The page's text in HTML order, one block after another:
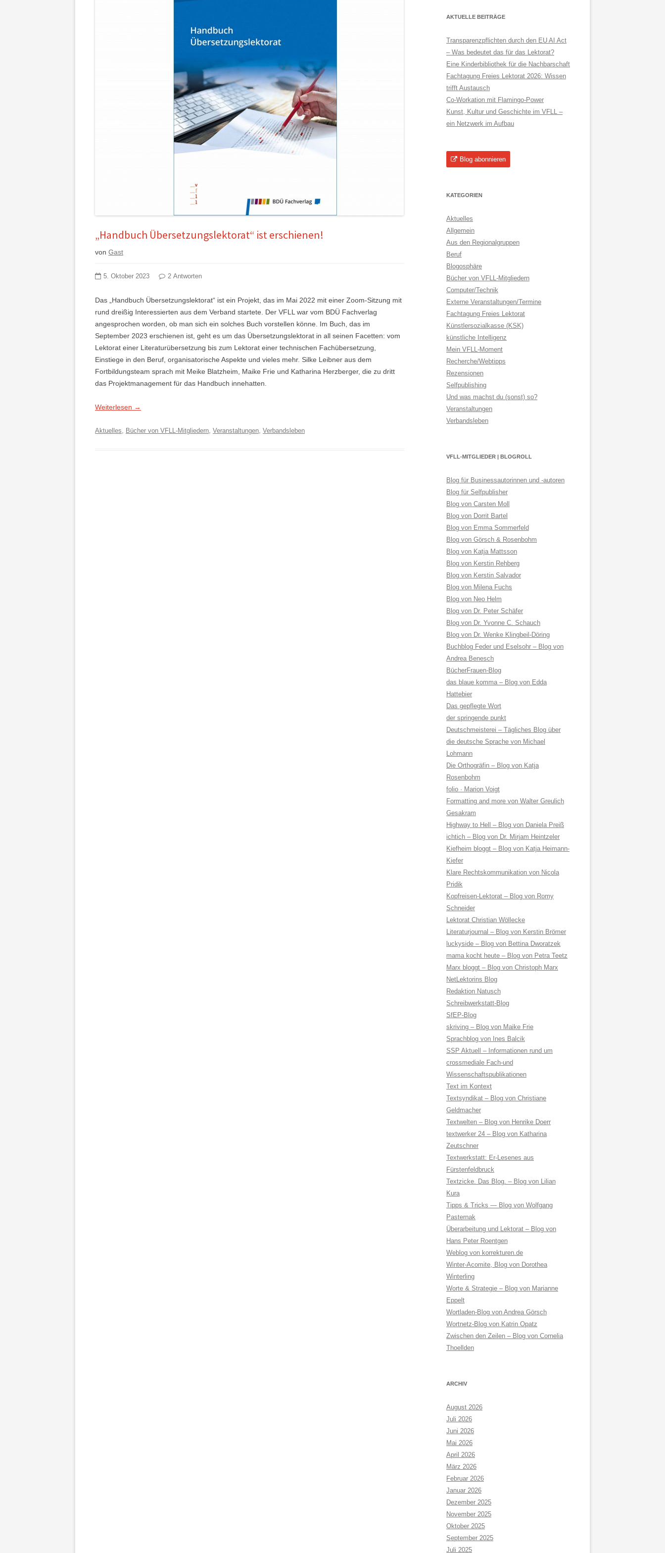
„Handbuch Übersetzungslektorat“ ist erschienen!
von Gast
5. Oktober 2023 2 Antworten
Das „Handbuch Übersetzungslektorat“ ist ein Projekt, das im Mai 2022 mit einer Zoom-Sitzung mit
rund dreißig Interessierten aus dem Verband startete. Der VFLL war vom BDÜ Fachverlag
angesprochen worden, ob man sich ein solches Buch vorstellen könne. Im Buch, das im
September 2023 erschienen ist, geht es um das Übersetzungslektorat in all seinen Facetten: vom
Lektorat einer Literaturübersetzung bis zum Lektorat einer technischen Fachübersetzung,
Einstiege in den Beruf, organisatorische Aspekte und vieles mehr. Silke Leibner aus dem
Fortbildungsteam sprach mit Meike Blatzheim, Maike Frie und Katharina Herzberger, die zu dritt
das Projektmanagement für das Handbuch innehatten.
Weiterlesen →
Aktuelles, Bücher von VFLL-Mitgliedern, Veranstaltungen, Verbandsleben
AKTUELLE BEITRÄGE
Transparenzpflichten durch den EU AI Act
– Was bedeutet das für das Lektorat?
Eine Kinderbibliothek für die Nachbarschaft
Fachtagung Freies Lektorat 2026: Wissen
trifft Austausch
Co-Workation mit Flamingo-Power
Kunst, Kultur und Geschichte im VFLL –
ein Netzwerk im Aufbau
Blog abonnieren
KATEGORIEN
Aktuelles
Allgemein
Aus den Regionalgruppen
Beruf
Blogosphäre
Bücher von VFLL-Mitgliedern
Computer/Technik
Externe Veranstaltungen/Termine
Fachtagung Freies Lektorat
Künstlersozialkasse (KSK)
künstliche Intelligenz
Mein VFLL-Moment
Recherche/Webtipps
Rezensionen
Selfpublishing
Und was machst du (sonst) so?
Veranstaltungen
Verbandsleben
VFLL-MITGLIEDER | BLOGROLL
Blog für Businessautorinnen und -autoren
Blog für Selfpublisher
Blog von Carsten Moll
Blog von Dorrit Bartel
Blog von Emma Sommerfeld
Blog von Görsch & Rosenbohm
Blog von Katja Mattsson
Blog von Kerstin Rehberg
Blog von Kerstin Salvador
Blog von Milena Fuchs
Blog von Neo Helm
Blog von Dr. Peter Schäfer
Blog von Dr. Yvonne C. Schauch
Blog von Dr. Wenke Klingbeil-Döring
Buchblog Feder und Eselsohr – Blog von
Andrea Benesch
BücherFrauen-Blog
das blaue komma – Blog von Edda
Hattebier
Das gepflegte Wort
der springende punkt
Deutschmeisterei – Tägliches Blog über
die deutsche Sprache von Michael
Lohmann
Die Orthogräfin – Blog von Katja
Rosenbohm
folio · Marion Voigt
Formatting and more von Walter Greulich
Gesakram
Highway to Hell – Blog von Daniela Preiß
ichtich – Blog von Dr. Mirjam Heintzeler
Kiefheim bloggt – Blog von Katja Heimann-
Kiefer
Klare Rechtskommunikation von Nicola
Pridik
Kopfreisen-Lektorat – Blog von Romy
Schneider
Lektorat Christian Wöllecke
Literaturjournal – Blog von Kerstin Brömer
luckyside – Blog von Bettina Dworatzek
mama kocht heute – Blog von Petra Teetz
Marx bloggt – Blog von Christoph Marx
NetLektorins Blog
Redaktion Natusch
Schreibwerkstatt-Blog
SfEP-Blog
skriving – Blog von Maike Frie
Sprachblog von Ines Balcik
SSP Aktuell – Informationen rund um
crossmediale Fach-und
Wissenschaftspublikationen
Text im Kontext
Textsyndikat – Blog von Christiane
Geldmacher
Textwelten – Blog von Henrike Doerr
textwerker 24 – Blog von Katharina
Zeutschner
Textwerkstatt: Er-Lesenes aus
Fürstenfeldbruck
Textzicke. Das Blog. – Blog von Lilian
Kura
Tipps & Tricks — Blog von Wolfgang
Pasternak
Überarbeitung und Lektorat – Blog von
Hans Peter Roentgen
Weblog von korrekturen.de
Winter-Acomite, Blog von Dorothea
Winterling
Worte & Strategie – Blog von Marianne
Eppelt
Wortladen-Blog von Andrea Görsch
Wortnetz-Blog von Katrin Opatz
Zwischen den Zeilen – Blog von Cornelia
Thoellden
ARCHIV
August 2026
Juli 2026
Juni 2026
Mai 2026
April 2026
März 2026
Februar 2026
Januar 2026
Dezember 2025
November 2025
Oktober 2025
September 2025
Juli 2025